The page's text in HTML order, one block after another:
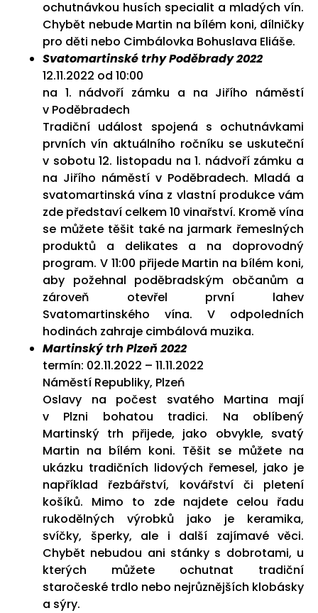
ochutnávkou husích specialit a mladých vín.
Chybět nebude Martin na bílém koni, dílničky
pro děti nebo Cimbálovka Bohuslava Eliáše.
Svatomartinské trhy Poděbrady 2022
12.11.2022 od 10:00
na 1. nádvoří zámku a na Jiřího náměstí
v Poděbradech
Tradiční událost spojená s ochutnávkami
prvních vín aktuálního ročníku se uskuteční
v sobotu 12. listopadu na 1. nádvoří zámku a
na Jiřího náměstí v Poděbradech. Mladá a
svatomartinská vína z vlastní produkce vám
zde představí celkem 10 vinařství. Kromě vína
se můžete těšit také na jarmark řemeslných
produktů a delikates a na doprovodný
program. V 11:00 přijede Martin na bílém koni,
aby požehnal poděbradským občanům a
zároveň otevřel první lahev
Svatomartinského vína. V odpoledních
hodinách zahraje cimbálová muzika.
Martinský trh Plzeň 2022
termín: 02.11.2022 – 11.11.2022
Náměstí Republiky, Plzeń
Oslavy na počest svatého Martina mají
v Plzni bohatou tradici. Na oblíbený
Martinský trh přijede, jako obvykle, svatý
Martin na bílém koni. Těšit se můžete na
ukázku tradičních lidových řemesel, jako je
například řezbářství, kovářství či pletení
košíků. Mimo to zde najdete celou řadu
rukodělných výrobků jako je keramika,
svíčky, šperky, ale i další zajímavé věci.
Chybět nebudou ani stánky s dobrotami, u
kterých můžete ochutnat tradiční
staročeské trdlo nebo nejrůznějších klobásky
a sýry.